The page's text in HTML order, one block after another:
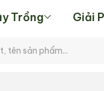
Trồng Giải